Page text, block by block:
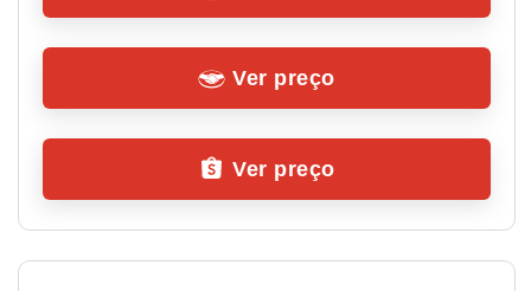
Ver preço
Ver preço